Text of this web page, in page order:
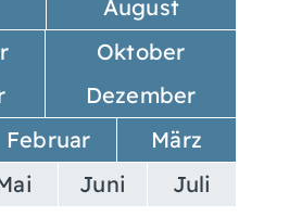
August
Oktober
Dezember
Februar
März
Juni Juli